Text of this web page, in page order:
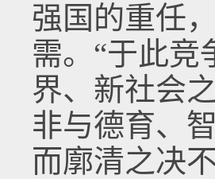
强国的重任
需。“于此竞
界、新社会
非与德育、
而廓清之决